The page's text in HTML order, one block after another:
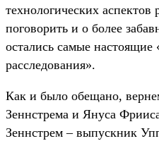
технологических
поговорить и о более
остались самые настоящие
расследования».
Как и было обещано,
Зеннстрема и Януса
Зеннстрем – выпускник